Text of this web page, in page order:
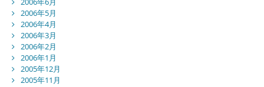
2006年5月
2006年4月
2006年3月
2006年2月
2006年1月
2005年12月
2005年11月